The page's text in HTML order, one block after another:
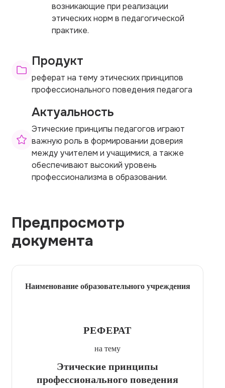
возникающие при реализации
этических норм в педагогической
практике.
Продукт
реферат на тему этических принципов
профессионального поведения педагога
Актуальность
Этические принципы педагогов играют
важную роль в формировании доверия
между учителем и учащимися, а также
обеспечивают высокий уровень
профессионализма в образовании.
Предпросмотр
документа
Наименование образовательного учреждения
РЕФЕРАТ
на тему
Этические принципы
профессионального поведения